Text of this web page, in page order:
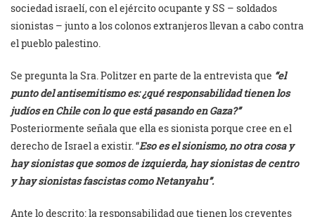
sociedad israelí, con el ejército ocupante y SS – soldados
sionistas – junto a los colonos extranjeros llevan a cabo contra
el pueblo palestino.
Se pregunta la Sra. Politzer en parte de la entrevista que “el
punto del antisemitismo es: ¿qué responsabilidad tienen los
judíos en Chile con lo que está pasando en Gaza?”
Posteriormente señala que ella es sionista porque cree en el
derecho de Israel a existir. “Eso es el sionismo, no otra cosa y
hay sionistas que somos de izquierda, hay sionistas de centro
y hay sionistas fascistas como Netanyahu”.
Ante lo descrito: la responsabilidad que tienen los creyentes